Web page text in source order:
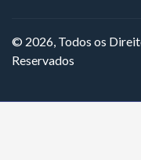
© 2026, Todos os
Reservados